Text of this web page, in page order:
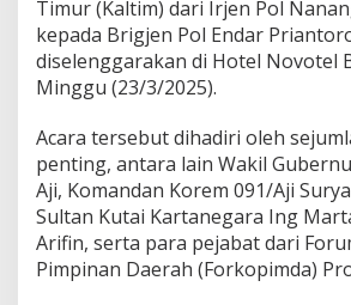
Timur (Kaltim) dari Irjen Pol
kepada Brigjen Pol Endar
diselenggarakan di Hotel Novotel
Minggu (23/3/2025).
Acara tersebut dihadiri oleh
penting, antara lain Wakil
Aji, Komandan Korem 091/Aji
Sultan Kutai Kartanegara Ing
Arifin, serta para pejabat dari
Pimpinan Daerah (Forkopimda)